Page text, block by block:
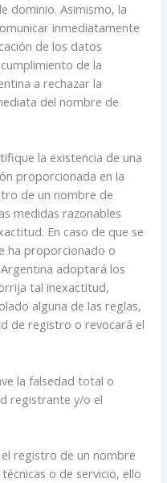
dominio. Asimismo, la
inmediatamente
de los datos
de la
a rechazar la
del nombre de
la existencia de una
proporcionada en la
de un nombre de
medidas razonables
En caso de que se
ha proporcionado o
adoptará los
tal inexactitud,
alguna de las reglas,
de registro o revocará el
la falsedad total o
registrante y/o el
registro de un nombre
o de servicio, ello